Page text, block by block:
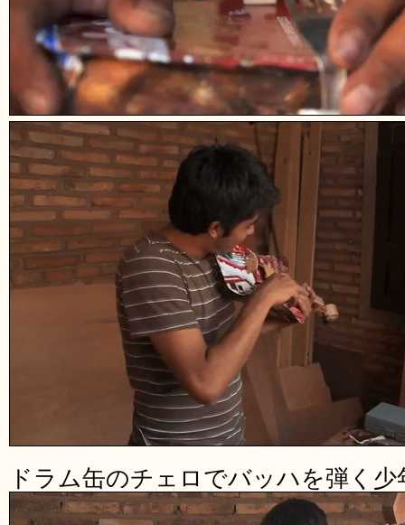
ドラム缶のチェロでバッハを弾く少